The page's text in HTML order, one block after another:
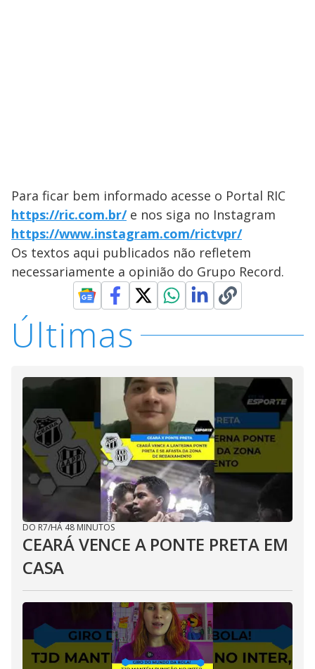
Para ficar bem informado acesse o Portal ​RIC
https://ric.com.br/e nos siga no Instagram
https://www.instagram.com/rictvpr/
Os textos aqui publicados não refletem
necessariamente a opinião do Grupo Record.
Últimas
DO R7/HÁ 48 MINUTOS
CEARÁ VENCE A PONTE PRETA EM
CASA